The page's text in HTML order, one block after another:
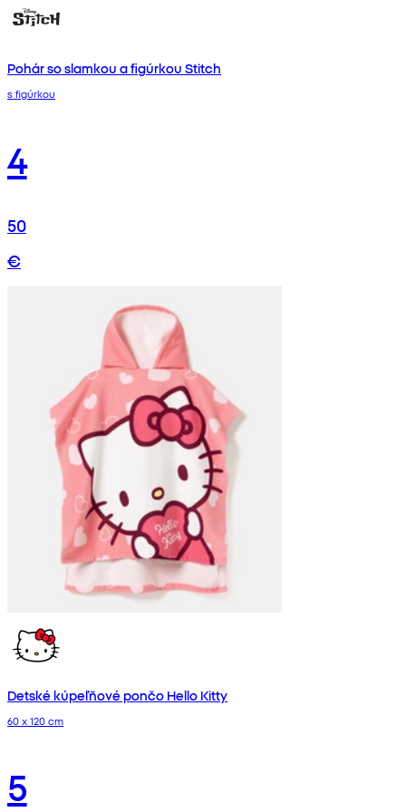
Pohár so slamkou a figúrkou Stitch
s figúrkou
4
50
€
Detské kúpeľňové pončo Hello Kitty
60 x 120 cm
5